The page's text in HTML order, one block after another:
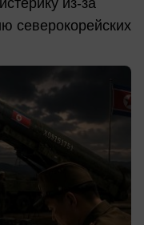
северокорейских